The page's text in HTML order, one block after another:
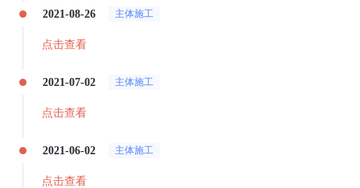
2021-08-26 主体施工
点击查看
2021-07-02 主体施工
点击查看
2021-06-02 主体施工
点击查看